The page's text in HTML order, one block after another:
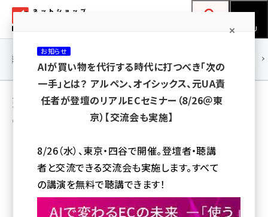
ン
ネットショップ担当者フォーラム
MENU
yahoo (1910)
楽天 (1878)
連載・特集 |
売れるネット広告社 加藤公一レオによる最強
の指南本・ダイジェスト
お知らせ
AIが買い物を代行する時代に打つべき「次の
一手」とは？ アルペン、オイシックス、元UA責
任者が登壇のリアルECセミナー（8/26＠東
京）【交流会も実施】
8/26（水）、東京・四谷で開催。登壇者・聴講
者と交流できる交流会も実施します。すべて
の講演を無料で聴講できます！